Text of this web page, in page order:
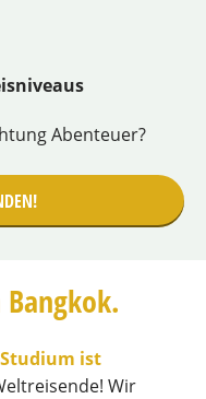
Abenteuer?
Studium ist
Wir